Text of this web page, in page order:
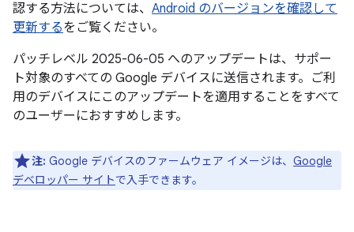
認する方法については、 Android のバージョンを確認して
更新するをご覧ください。
パッチレベル 2025-06-05 へのアップデートは、サポー
ト対象のすべての Google デバイスに送信されます。ご利
用のデバイスにこのアップデートを適用することをすべて
のユーザーにおすすめします。
注: Google デバイスのファームウェア イメージは、 Google
デベロッパー サイトで入手できます。